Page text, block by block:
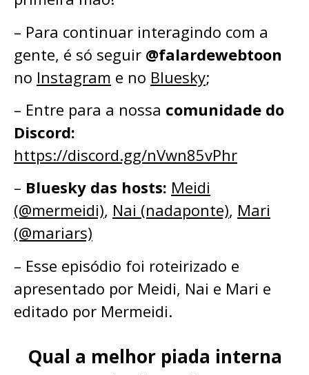
– Para continuar interagindo com a
gente, é só seguir @falardewebtoon
no Instagram e no Bluesky;⁠⁠⁠⁠⁠
– ⁠⁠⁠⁠⁠Entre para a nossa comunidade do
Discord:
⁠⁠⁠⁠⁠⁠⁠⁠⁠⁠⁠⁠⁠https://discord.gg/nVwn85vPhr⁠⁠⁠⁠⁠⁠⁠⁠⁠⁠⁠⁠⁠
– Bluesky das hosts: ⁠⁠⁠⁠⁠Meidi
(@mermeidi)⁠⁠⁠⁠⁠, ⁠⁠⁠⁠⁠Nai (nadaponte)⁠⁠⁠⁠⁠, ⁠⁠⁠⁠⁠ Mari
(@mariars)⁠⁠⁠⁠⁠
– Esse episódio foi roteirizado e
apresentado por Meidi, Nai e Mari e
editado por Mermeidi.
Qual a melhor piada interna